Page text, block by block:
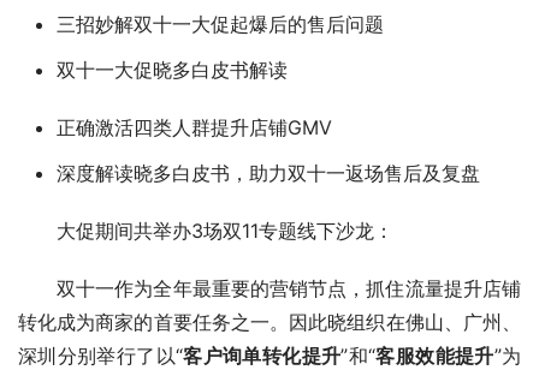
三招妙解双十一大促起爆后的售后问题
双十一大促晓多白皮书解读
正确激活四类人群提升店铺GMV
深度解读晓多白皮书，助力双十一返场售后及复盘
大促期间共举办3场双11专题线下沙龙：
双十一作为全年最重要的营销节点，抓住流量提升店铺
转化成为商家的首要任务之一。因此晓组织在佛山、广州、
深圳分别举行了以“客户询单转化提升”和“客服效能提升”为